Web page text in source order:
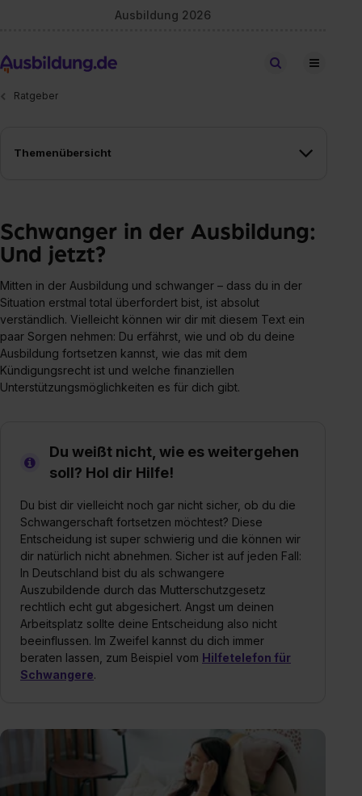
Ausbildung 2026
Stellen finden
Ratgeber
Themenübersicht
Schwanger in der Ausbildung:
Und jetzt?
Mitten in der Ausbildung und schwanger – dass du in der
Situation erstmal total überfordert bist, ist absolut
verständlich. Vielleicht können wir dir mit diesem Text ein
paar Sorgen nehmen: Du erfährst, wie und ob du deine
Ausbildung fortsetzen kannst, wie das mit dem
Kündigungsrecht ist und welche finanziellen
Unterstützungsmöglichkeiten es für dich gibt.
Du weißt nicht, wie es weitergehen
soll? Hol dir Hilfe!
Du bist dir vielleicht noch gar nicht sicher, ob du die
Schwangerschaft fortsetzen möchtest? Diese
Entscheidung ist super schwierig und die können wir
dir natürlich nicht abnehmen. Sicher ist auf jeden Fall:
In Deutschland bist du als schwangere
Auszubildende durch das Mutterschutzgesetz
rechtlich echt gut abgesichert. Angst um deinen
Arbeitsplatz sollte deine Entscheidung also nicht
beeinflussen. Im Zweifel kannst du dich immer
beraten lassen, zum Beispiel vom Hilfetelefon für
Schwangere.